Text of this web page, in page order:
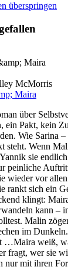
überspringen
McMorris
Maira
über
ein Pakt, kein
Wie Sarina
steht. Wenn
sie
peinliche
wieder vor
rankt sich ein
klingt:
kann –
Malin
im
…Maira weiß,
fragt, wer sie
nur mit ihren